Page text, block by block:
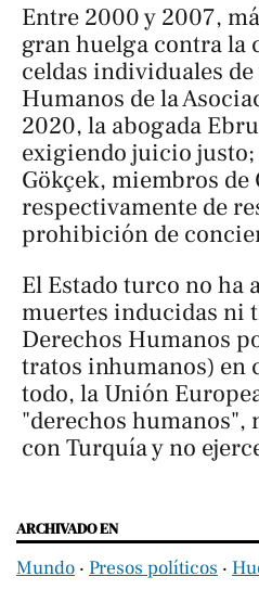
Entre 2000 y 2007,
gran huelga contra la
celdas individuales
Humanos de la
2020, la abogada
exigiendo juicio
Gökçek, miembros
respectivamente de
prohibición de
El Estado turco no ha
muertes inducidas ni
Derechos Humanos
tratos inhumanos) en
todo, la Unión
"derechos humanos",
con Turquía y no
ARCHIVADO EN
Mundo ‧ Presos políticos ‧